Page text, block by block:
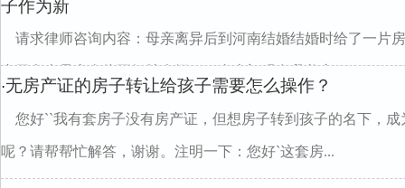
子作为新
请求律师咨询内容：母亲离异后到河南结婚结婚时给了一片
由于考虑母亲身体不好就介绍了一个上门现在我父亲...
·无房产证的房子转让给孩子需要怎么操作？
您好``我有套房子没有房产证，但想房子转到孩子的名下，
呢？请帮帮忙解答，谢谢。注明一下：您好`这套房...